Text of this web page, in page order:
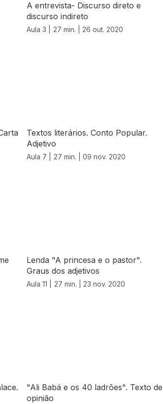
A entrevista- Discurso direto e
discurso indireto
Aula 3 | 27 min. | 26 out. 2020
Textos literários. Conto Popular.
Adjetivo
Aula 7 | 27 min. | 09 nov. 2020
Lenda "A princesa e o pastor".
Graus dos adjetivos
Aula 11 | 27 min. | 23 nov. 2020
"Ali Babá e os 40 ladrões". Texto de
opinião